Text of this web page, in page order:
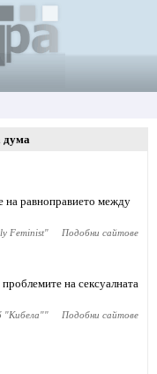
дума
на равноправието между
Feminist" Подобни сайтове
на сексуалната
"Кибела"" Подобни сайтове